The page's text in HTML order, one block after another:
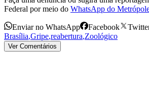
Federal por meio do WhatsApp do
Enviar no WhatsApp Facebook
Brasília,Gripe,reabertura,Zoológico
Ver Comentários